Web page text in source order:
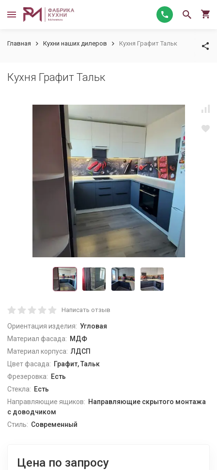
Главная Кухни наших дилеров Кухня Графит Тальк
Кухня Графит Тальк
Написать отзыв
Ориентация изделия: Угловая
Материал фасада: МДФ
Материал корпуса: ЛДСП
Цвет фасада: Графит, Тальк
Фрезеровка: Есть
Стекла: Есть
Направляющие ящиков: Направляющие скрытого монтажа
с доводчиком
Стиль: Современный
Цена по запросу